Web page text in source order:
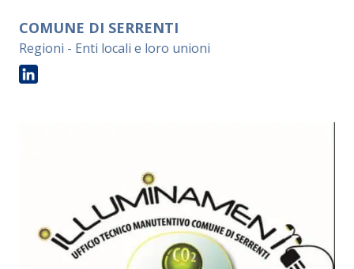
COMUNE DI SERRENTI
Regioni - Enti locali e loro unioni